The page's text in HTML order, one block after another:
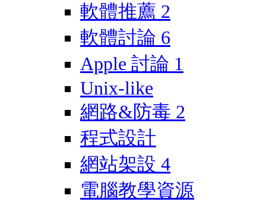
軟體推薦 2
軟體討論 6
Apple 討論 1
Unix-like
網路&防毒 2
程式設計
網站架設 4
電腦教學資源